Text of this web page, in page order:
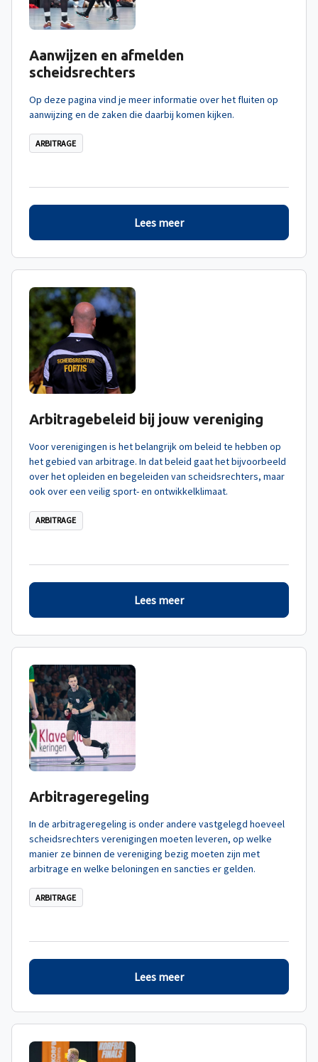
Aanwijzen en afmelden
scheidsrechters
Op deze pagina vind je meer informatie over het fluiten op
aanwijzing en de zaken die daarbij komen kijken.
ARBITRAGE
Lees meer
Arbitragebeleid bij jouw vereniging
Voor verenigingen is het belangrijk om beleid te hebben op
het gebied van arbitrage. In dat beleid gaat het bijvoorbeeld
over het opleiden en begeleiden van scheidsrechters, maar
ook over een veilig sport- en ontwikkelklimaat.
ARBITRAGE
Lees meer
Arbitrageregeling
In de arbitrageregeling is onder andere vastgelegd hoeveel
scheidsrechters verenigingen moeten leveren, op welke
manier ze binnen de vereniging bezig moeten zijn met
arbitrage en welke beloningen en sancties er gelden.
ARBITRAGE
Lees meer